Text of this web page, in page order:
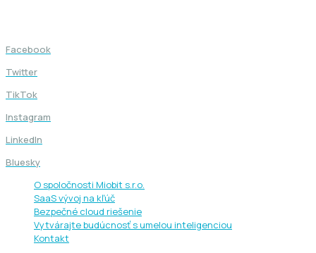
Facebook
Twitter
TikTok
Instagram
LinkedIn
Bluesky
O spoločnosti Miobit s.r.o.
SaaS vývoj na kľúč
Bezpečné cloud riešenie
Vytvárajte budúcnosť s umelou inteligenciou
Kontakt